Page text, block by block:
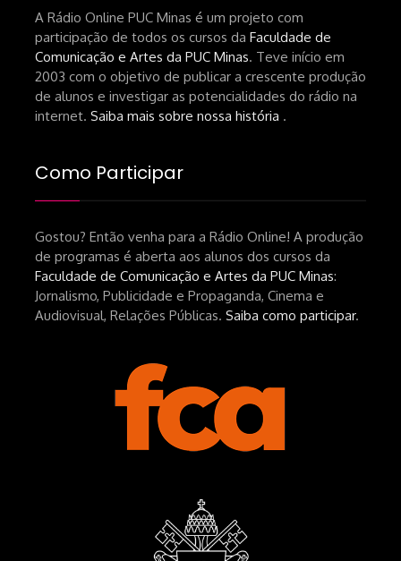
A Rádio Online PUC Minas é um projeto com
participação de todos os cursos da Faculdade de
Comunicação e Artes da PUC Minas. Teve início em
2003 com o objetivo de publicar a crescente produção
de alunos e investigar as potencialidades do rádio na
internet. Saiba mais sobre nossa história .
Como Participar
Gostou? Então venha para a Rádio Online! A produção
de programas é aberta aos alunos dos cursos da
Faculdade de Comunicação e Artes da PUC Minas:
Jornalismo, Publicidade e Propaganda, Cinema e
Audiovisual, Relações Públicas. Saiba como participar.